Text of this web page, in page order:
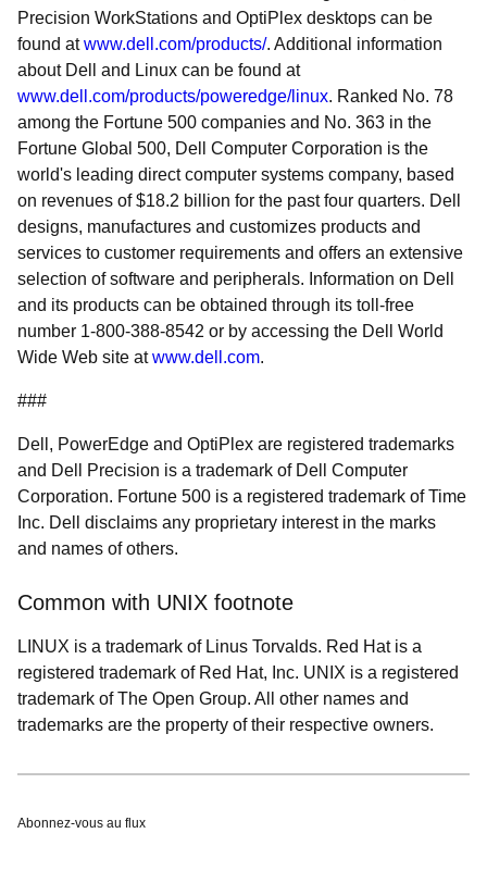
Precision WorkStations and OptiPlex desktops can be
found atwww.dell.com/products/. Additional information
about Dell and Linux can be found at
www.dell.com/products/poweredge/linux. Ranked No. 78
among the Fortune 500 companies and No. 363 in the
Fortune Global 500, Dell Computer Corporation is the
world's leading direct computer systems company, based
on revenues of $18.2 billion for the past four quarters. Dell
designs, manufactures and customizes products and
services to customer requirements and offers an extensive
selection of software and peripherals. Information on Dell
and its products can be obtained through its toll-free
number 1-800-388-8542 or by accessing the Dell World
Wide Web site atwww.dell.com.
###
Dell, PowerEdge and OptiPlex are registered trademarks
and Dell Precision is a trademark of Dell Computer
Corporation. Fortune 500 is a registered trademark of Time
Inc. Dell disclaims any proprietary interest in the marks
and names of others.
Common with UNIX footnote
LINUX is a trademark of Linus Torvalds. Red Hat is a
registered trademark of Red Hat, Inc. UNIX is a registered
trademark of The Open Group. All other names and
trademarks are the property of their respective owners.
Abonnez-vous au flux